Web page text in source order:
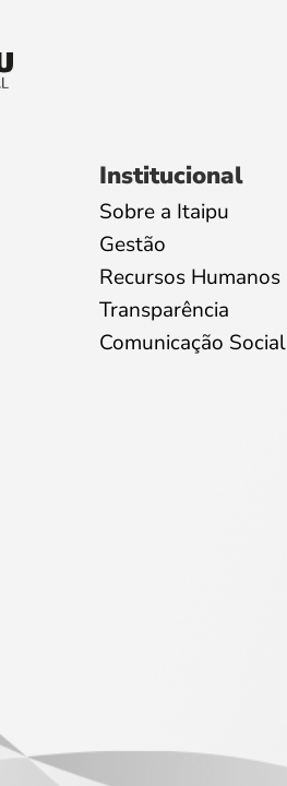
Institucional
Sobre a Itaipu
Gestão
Recursos Humanos
Transparência
Comunicação Social